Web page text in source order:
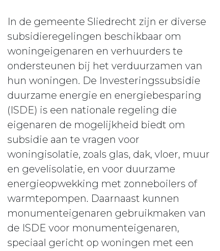
In de gemeente Sliedrecht zijn er diverse
subsidieregelingen beschikbaar om
woningeigenaren en verhuurders te
ondersteunen bij het verduurzamen van
hun woningen. De Investeringssubsidie
duurzame energie en energiebesparing
(ISDE) is een nationale regeling die
eigenaren de mogelijkheid biedt om
subsidie aan te vragen voor
woningisolatie, zoals glas, dak, vloer, muur
en gevelisolatie, en voor duurzame
energieopwekking met zonneboilers of
warmtepompen. Daarnaast kunnen
monumenteigenaren gebruikmaken van
de ISDE voor monumenteigenaren,
speciaal gericht op woningen met een